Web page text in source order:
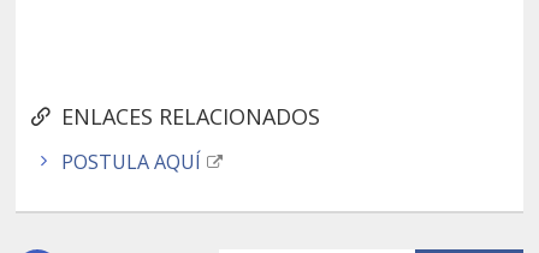
ENLACES RELACIONADOS
POSTULA AQUÍ